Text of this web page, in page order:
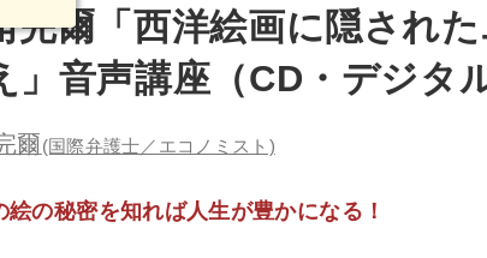
完爾「西洋絵画に隠され
」音声講座（CD・デジタ
爾(国際弁護士／エコノミスト)
の秘密を知れば人生が豊かになる！